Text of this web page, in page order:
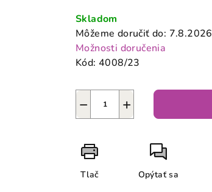
cena:
Skladom
Môžeme doručiť do: 7.8.2026
Možnosti doručenia
Kód: 4008/23
+
−
Tlač Opýtať sa